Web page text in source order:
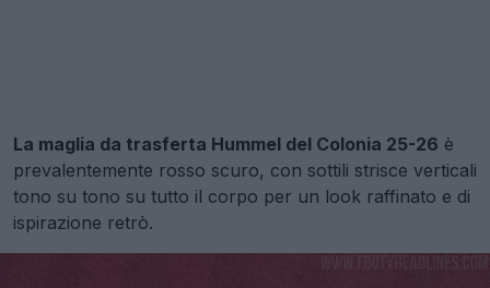
La maglia da trasferta Hummel del Colonia 25-26 è
prevalentemente rosso scuro, con sottili strisce verticali
tono su tono su tutto il corpo per un look raffinato e di
ispirazione retrò.